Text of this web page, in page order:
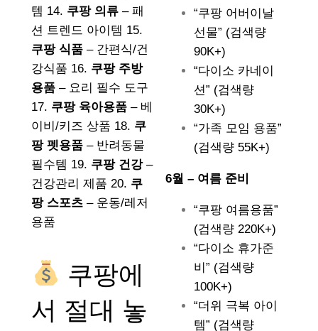
템 14. 쿠팡 의류 – 패
션 트렌드 아이템 15.
쿠팡 식품 – 간편식/건
강식품 16. 쿠팡 주방
용품 – 요리 필수 도구
17. 쿠팡 육아용품 – 베
이비/키즈 상품 18. 쿠
팡 펫용품 – 반려동물
필수템 19. 쿠팡 건강–
건강관리 제품 20. 쿠
팡 스포츠 – 운동/레저
용품
쿠팡에
서 절대 놓
“쿠팡 어버이날
선물” (검색량
90K+)
“다이소 카네이
션” (검색량
30K+)
“가족 모임 용품”
(검색량 55K+)
6월 – 여름 준비
“쿠팡 여름용품”
(검색량 220K+)
“다이소 휴가준
비” (검색량
100K+)
“더위 극복 아이
템” (검색량